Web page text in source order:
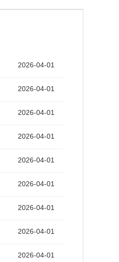
2026-04-01
2026-04-01
2026-04-01
2026-04-01
2026-04-01
2026-04-01
2026-04-01
2026-04-01
2026-04-01